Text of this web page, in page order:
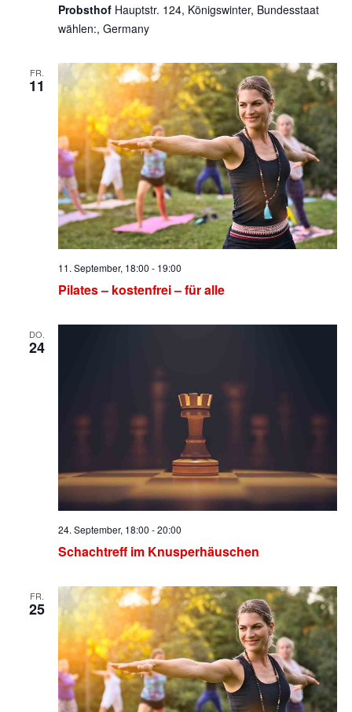
Probsthof Hauptstr. 124, Königswinter, Bundesstaat
wählen:, Germany
FR.
11
Pilates – kostenfrei – für alle
11. September, 18:00 - 19:00
DO.
24
Schachtreff im Knusperhäuschen
24. September, 18:00 -20:00
FR.
25